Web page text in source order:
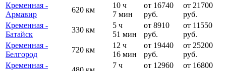
Кременная -
Армавир
620 км
10 ч
7 мин
от 16740
руб.
от 21700
руб.
Кременная -
Батайск
330 км
5 ч
51 мин
от 8910
руб.
от 11550
руб.
Кременная -
Белгород
720 км
12 ч
16 мин
от 19440
руб.
от 25200
руб.
Кременная -
7 ч
от 12960
от 16800